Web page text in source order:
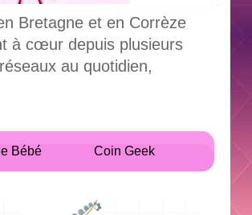
Bretagne et en Corrèze
à cœur depuis plusieurs
au quotidien,
Bébé Coin Geek